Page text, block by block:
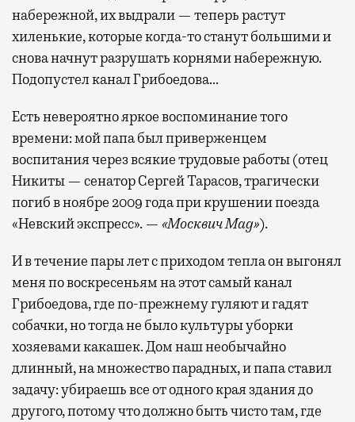
окна за тем, как взлетают и садятся
самолеты. В Москве нет недостатка
в лаунжах. В аэропортах их обычно
несколько — в разных зонах воздушных
гаваней. На некоторых вокзалах — тоже.
Лаунжи доступны на Ленинградском,
Павелецком, Казанском, Ярославском
и Курском вокзалах.
Попасть в бизнес-залы
могут держатели карт Mir Supreme. Причем
не только в столице. Всего доступно более
1000 бизнес-залов по всему миру.
набережной, их выдрали — теперь растут
хиленькие, которые когда-то станут большими и
снова начнут разрушать корнями набережную.
Подопустел канал Грибоедова…
Есть невероятно яркое воспоминание того
времени: мой папа был приверженцем
воспитания через всякие трудовые работы (отец
Никиты — сенатор Сергей Тарасов, трагически
погиб в ноябре 2009 года при крушении поезда
«Невский экспресс». — «Москвич Mag»).
И в течение пары лет с приходом тепла он выгонял
меня по воскресеньям на этот самый канал
Грибоедова, где по-прежнему гуляют и гадят
собачки, но тогда не было культуры уборки
хозяевами какашек. Дом наш необычайно
длинный, на множество парадных, и папа ставил
задачу: убираешь все от одного края здания до
другого, потому что должно быть чисто там, где